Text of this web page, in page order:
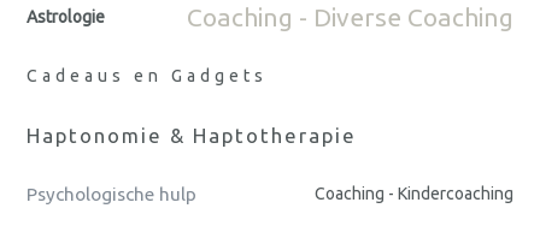
Astrologie Coaching - Diverse Coaching
Cadeaus en Gadgets
Haptonomie & Haptotherapie
Psychologische hulp Coaching - Kindercoaching